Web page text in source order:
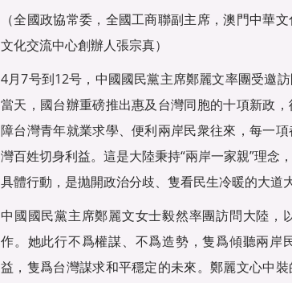
（全國政協常委，全國工商聯副主席，澳門中華
文化交流中心創辦人張宗真）
4月7号到12号，中國國民黨主席鄭麗文率團受邀
當天，國台辦重磅推出惠及台灣同胞的十項新政
障台灣青年就業求學、便利兩岸民衆往來，每一
灣百姓切身利益。這是大陸秉持“兩岸一家親”理念
具體行動，是抛開政治分歧、隻看民生冷暖的大道大
中國國民黨主席鄭麗文女士毅然率團訪問大陸，
作。她此行不爲權謀、不爲造勢，隻爲傾聽兩岸
益，隻爲台灣謀求和平穩定的未來。鄭麗文心中